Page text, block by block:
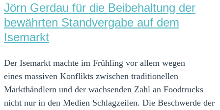
Jörn Gerdau für die Beibehaltung der
bewährten Standvergabe auf dem
Isemarkt
Der Isemarkt machte im Frühling vor allem wegen
eines massiven Konflikts zwischen traditionellen
Markthändlern und der wachsenden Zahl an Foodtrucks
nicht nur in den Medien Schlagzeilen. Die Beschwerde der